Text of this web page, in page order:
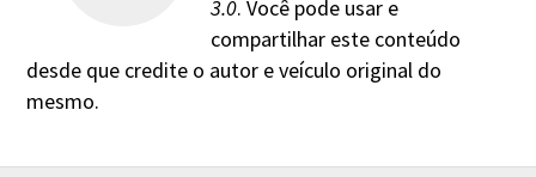
3.0. Você pode usar e
compartilhar este conteúdo
desde que credite o autor e veículo original do
mesmo.